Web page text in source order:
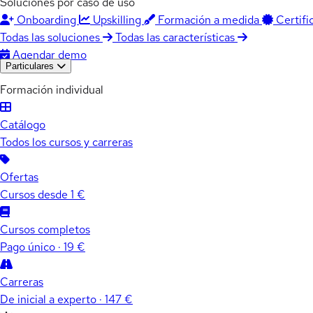
Onboarding
Upskilling Formación a medida
Todas las soluciones
Todas las características
Agendar demo
Particulares
Formación individual
Catálogo
Todos los cursos y carreras
Ofertas
Cursos desde 1 €
Cursos completos
Pago único · 19 €
Carreras
De inicial a experto · 147 €